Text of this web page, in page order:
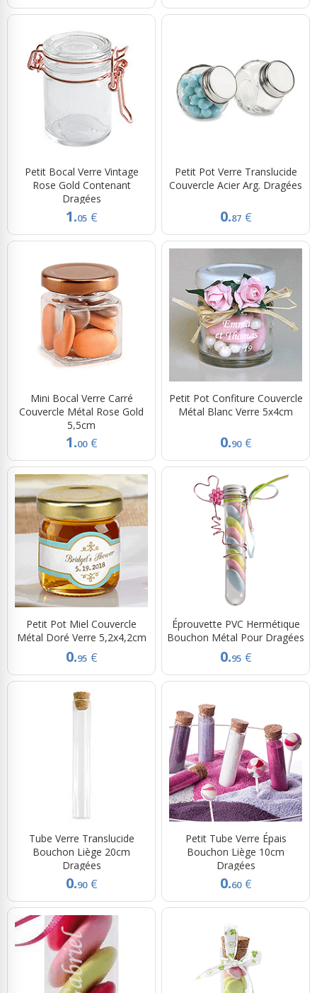
Petit Bocal Verre Vintage
Rose Gold Contenant
Dragées
1.05 €
Petit Pot Verre Translucide
Couvercle Acier Arg. Dragées
0.87 €
Mini Bocal Verre Carré
Couvercle Métal Rose Gold
5,5cm
1.00 €
Petit Pot Confiture Couvercle
Métal Blanc Verre 5x4cm
0.90 €
Petit Pot Miel Couvercle
Métal Doré Verre 5,2x4,2cm
0.95 €
Éprouvette PVC Hermétique
Bouchon Métal Pour Dragées
0.95 €
Tube Verre Translucide
Bouchon Liège 20cm
Dragées
0.90 €
Petit Tube Verre Épais
Bouchon Liège 10cm
Dragées
0.60 €